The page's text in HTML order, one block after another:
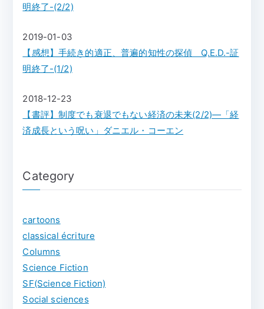
明終了-(2/2)
2019-01-03
【感想】手続き的適正、普遍的知性の探偵 Q.E.D.-証
明終了-(1/2)
2018-12-23
【書評】制度でも衰退でもない経済の未来(2/2)―「経
済成長という呪い」ダニエル・コーエン
Category
cartoons
classical écriture
Columns
Science Fiction
SF(Science Fiction)
Social sciences